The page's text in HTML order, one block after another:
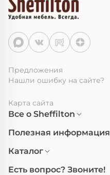
Предложения
Нашли ошибку на сайте?
Карта сайта
Все о Sheffilton
Полезная информация
Каталог
Есть вопрос? Звоните!